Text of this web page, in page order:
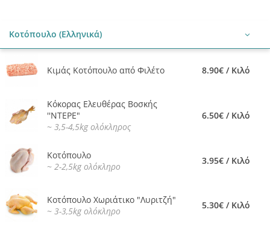
Κοτόπουλο (Ελληνικά)
Κιμάς Κοτόπουλο από Φιλέτο 8.90€ / Κιλό
Κόκορας Ελευθέρας Βοσκής
''ΝΤΕΡΕ"
~ 3,5-4,5kg ολόκληρος
6.50€ / Κιλό
Κοτόπουλο
~ 2-2,5kg ολόκληρο
3.95€ / Κιλό
Κοτόπουλο Χωριάτικο "Λυριτζή"
~ 3-3,5kg ολόκληρο
5.30€ / Κιλό